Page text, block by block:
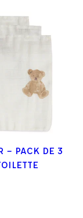
– PACK DE 3